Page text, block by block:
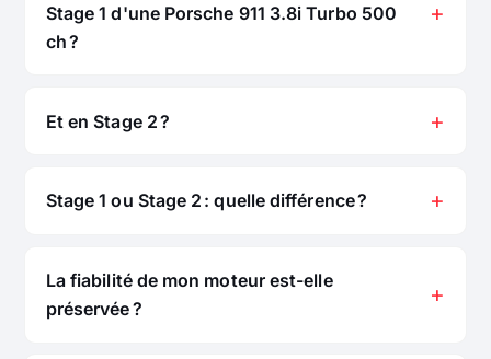
Stage 1 d'une Porsche 911 3.8i Turbo 500
ch ?
Et en Stage 2 ?
Stage 1 ou Stage 2 : quelle différence ?
La fiabilité de mon moteur est-elle
préservée ?